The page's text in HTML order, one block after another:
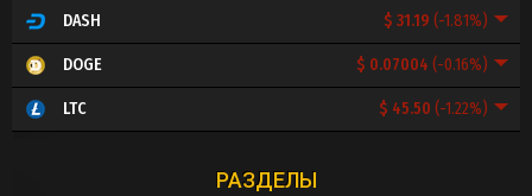
$ 31.19 (-1.81%)
DASH
$ 0.07004 (-0.16%)
DOGE
$ 45.50 (-1.22%)
LTC
РАЗДЕЛЫ